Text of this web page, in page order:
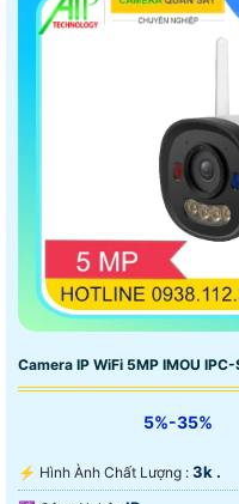
Camera IP WiFi 5MP IMOU
5%-35%
️⚡ Hình Ành Chất Lượng : 3k .